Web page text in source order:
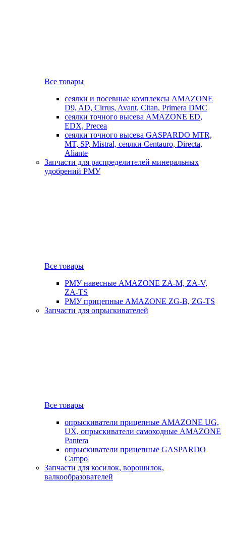
Все товары
сеялки и посевные комплексы AMAZONE
D9, AD, Cirrus, Avant, Citan, Primera DMC
сеялки точного высева AMAZONE ED,
EDX, Precea
сеялки точного высева GASPARDO MTR,
MT, SP, Mistral, сеялки Centauro, Directa,
Aliante
Запчасти для распределителей минеральных
удобрений РМУ
Все товары
РМУ навесные AMAZONE ZA-M, ZA-V,
ZA-TS
РМУ прицепные AMAZONE ZG-B, ZG-TS
Запчасти для опрыскивателей
Все товары
опрыскиватели прицепные AMAZONE UG,
UX, опрыскиватели самоходные AMAZONE
Pantera
опрыскиватели прицепные GASPARDO
Campo
Запчасти для косилок, ворошилок,
валкообразователей